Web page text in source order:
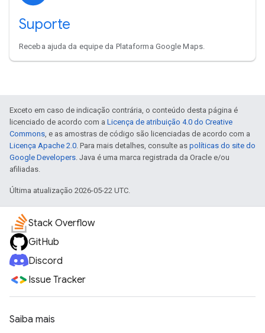
Suporte
Receba ajuda da equipe da Plataforma Google Maps.
Exceto em caso de indicação contrária, o conteúdo desta página é
licenciado de acordo com a Licença de atribuição 4.0 do Creative
Commons, e as amostras de código são licenciadas de acordo com a
Licença Apache 2.0. Para mais detalhes, consulte as políticas do site do
Google Developers. Java é uma marca registrada da Oracle e/ou
afiliadas.
Última atualização 2026-05-22 UTC.
Stack Overflow
GitHub
Discord
Issue Tracker
Saiba mais